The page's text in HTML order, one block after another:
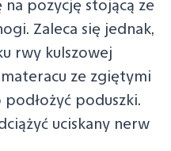
na pozycję stojącą ze
Zaleca się jednak,
rwy kulszowej
ze zgiętymi
poduszki.
uciskany nerw